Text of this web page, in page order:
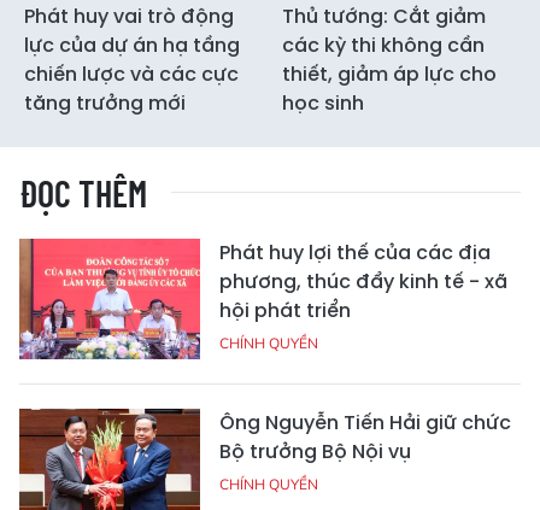
Phát huy vai trò động
lực của dự án hạ tầng
chiến lược và các cực
tăng trưởng mới
Thủ tướng: Cắt giảm
các kỳ thi không cần
thiết, giảm áp lực cho
học sinh
ĐỌC THÊM
Phát huy lợi thế của các địa
phương, thúc đẩy kinh tế - xã
hội phát triển
CHÍNH QUYỀN
Ông Nguyễn Tiến Hải giữ chức
Bộ trưởng Bộ Nội vụ
CHÍNH QUYỀN